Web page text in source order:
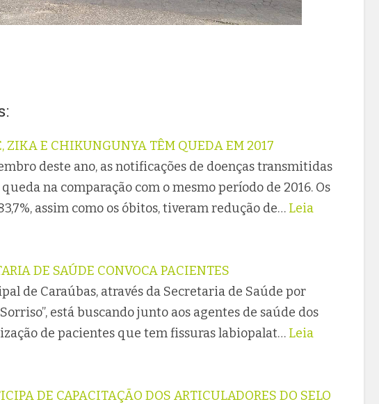
ZIKA E CHIKUNGUNYA TÊM QUEDA EM 2017
deste ano, as notificações de doenças transmitidas
na comparação com o mesmo período de 2016. Os
assim como os óbitos, tiveram redução de… Leia
DE SAÚDE CONVOCA PACIENTES
de Caraúbas, através da Secretaria de Saúde por
está buscando junto aos agentes de saúde dos
de pacientes que tem fissuras labiopalat… Leia
DE CAPACITAÇÃO DOS ARTICULADORES DO SELO